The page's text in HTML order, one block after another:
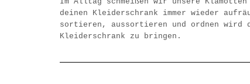
deinen Kleiderschrank immer wieder
sortieren, aussortieren und ordnen
Kleiderschrank zu bringen.